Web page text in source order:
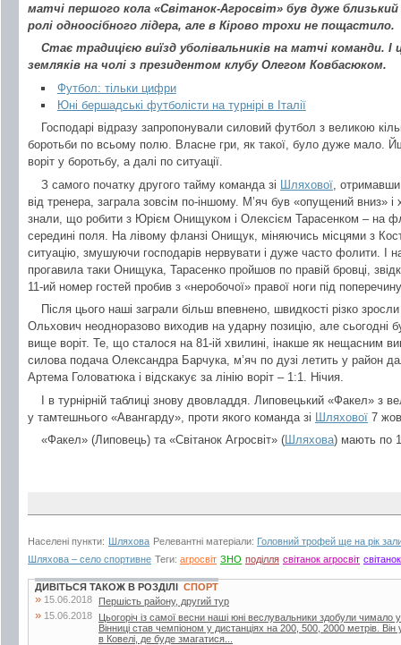
матчі першого кола «Світанок-Агросвіт» був дуже
ролі одноосібного лідера, але в Кірово трохи не пощастило.
Стає традицією виїзд уболівальників на матчі команди. І
земляків на чолі з президентом клубу Олегом Ковбасюком.
Футбол: тільки цифри
Юні бершадські футболісти на турнірі в Італії
Господарі відразу запропонували силовий футбол з великою
боротьби по всьому полю. Власне гри, як такої, було дуже мало.
воріт у боротьбу, а далі по ситуації.
З самого початку другого тайму команда зі Шляхової ,
від тренера, заграла зовсім по-іншому. М’яч був «опущений вниз»
знали, що робити з Юрієм Онищуком і Олексієм Тарасенком – на
середині поля. На лівому фланзі Онищук, міняючись місцями з
ситуацію, змушуючи господарів нервувати і дуже часто фолити. І
прогавила таки Онищука, Тарасенко пройшов по правій бровці,
11-ий номер гостей пробив з «неробочої» правої ноги під
Після цього наші заграли більш впевнено, швидкості різко
Ольхович неодноразово виходив на ударну позицію, але сьогодні
вище воріт. Те, що сталося на 81-ій хвилині, інакше як нещасним
силова подача Олександра Барчука, м’яч по дузі летить у район
Артема Головатюка і відскакує за лінію воріт – 1:1. Нічия.
І в турнірній таблиці знову двовладдя. Липовецький «Факел» з
у тамтешнього «Авангарду», проти якого команда зі Шляхової 7
«Факел» (Липовець) та «Світанок Агросвіт» (Шляхова) мають по
Населені пункти: Шляхова Релевантні матеріали: Головний трофей ще на рік
Шляхова – село спортивне Теги: агросвіт ЗНО поділля світанок агросвіт
ДИВІТЬСЯ ТАКОЖ В РОЗДІЛІ СПОРТ
» 15.06.2018 Першість району, другий тур
» 15.06.2018
Цьогоріч із самої весни наші юні веслувальники здобули чимало
Вінниці став чемпіоном у дистанціях на 200, 500, 2000 метрів.
в Ковелі, де буде змагатися...